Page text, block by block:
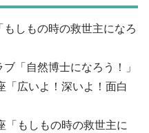
しもの時の救世主になろ
「自然博士になろう！」
広いよ！深いよ！面白
もしもの時の救世主に